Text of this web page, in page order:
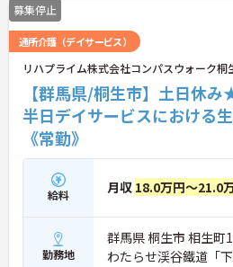
募集停止
通所介護（デイサービス）
リハプライム株式会社コンパスウォーク桐
【群馬県/桐生市】土日休
半日デイサービスにおける
《常勤》
給料 月収 18.0万円～21.0
勤務地
群馬県 桐生市 相生町
わたらせ渓谷鐵道「